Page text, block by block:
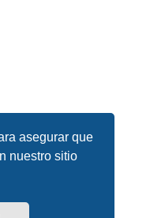
asegurar que
nuestro sitio